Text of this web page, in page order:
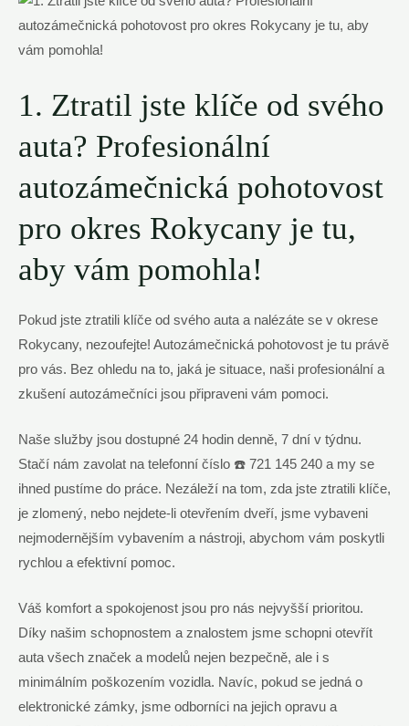
1. Ztratil jste klíče od svého
auta? Profesionální
autozámečnická pohotovost
pro okres Rokycany je tu,
aby vám pomohla!
Pokud jste ztratili klíče od svého auta a nalézáte se v okrese
Rokycany, nezoufejte! Autozámečnická pohotovost je tu právě
pro vás. Bez ohledu na to, jaká je situace, naši profesionální a
zkušení autozámečníci jsou připraveni vám pomoci.
Naše služby jsou dostupné 24 hodin denně, 7 dní v týdnu.
Stačí nám zavolat na telefonní číslo ☎️ 721 145 240 a my se
ihned pustíme do práce. Nezáleží na tom, zda jste ztratili klíče,
je zlomený, nebo nejdete-li otevřením dveří, jsme vybaveni
nejmodernějším vybavením a nástroji, abychom vám poskytli
rychlou a efektivní pomoc.
Váš komfort a spokojenost jsou pro nás nejvyšší prioritou.
Díky našim schopnostem a znalostem jsme schopni otevřít
auta všech značek a modelů nejen bezpečně, ale i s
minimálním poškozením vozidla. Navíc, pokud se jedná o
elektronické zámky, jsme odborníci na jejich opravu a